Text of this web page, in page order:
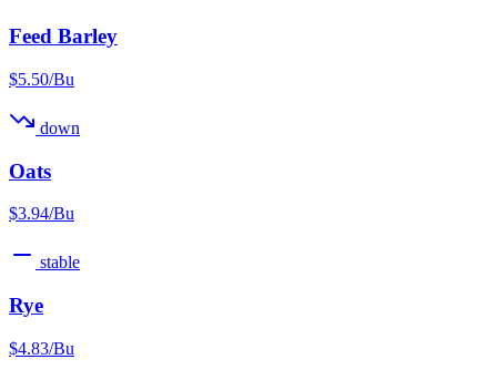
Feed Barley
$5.50/Bu
down
Oats
$3.94/Bu
stable
Rye
$4.83/Bu